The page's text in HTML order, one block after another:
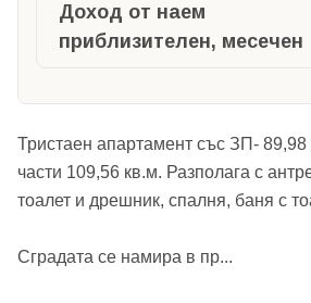
Доход от наем
приблизителен, месечен
Тристаен апартамент със ЗП-
части 109,56 кв.м. Разполага с
тоалет и дрешник, спалня, баня с
Сградата се намира в пр...